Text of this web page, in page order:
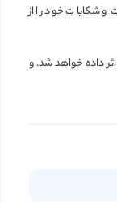
و شکایات خود را از
داده خواهد شد. و